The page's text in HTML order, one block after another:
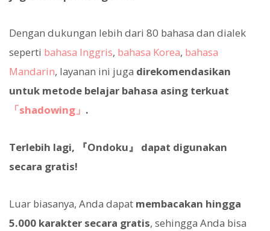
Dengan dukungan lebih dari 80 bahasa dan dialek
seperti bahasa Inggris, bahasa Korea, bahasa
Mandarin, layanan ini juga direkomendasikan
untuk metode belajar bahasa asing terkuat
「shadowing」 .
Terlebih lagi, 『Ondoku』 dapat digunakan
secara gratis!
Luar biasanya, Anda dapat membacakan hingga
5.000 karakter secara gratis, sehingga Anda bisa